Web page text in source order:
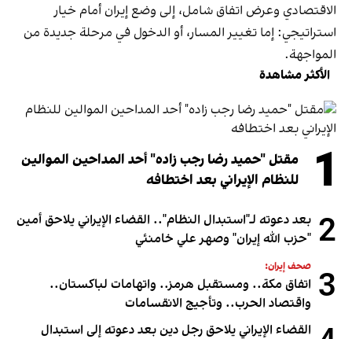
الاقتصادي وعرض اتفاق شامل، إلى وضع إيران أمام خيار
استراتيجي: إما تغيير المسار، أو الدخول في مرحلة جديدة من
المواجهة.
الأكثر مشاهدة
1
مقتل "حميد رضا رجب زاده" أحد المداحين الموالين
للنظام الإيراني بعد اختطافه
2 بعد دعوته لـ"استبدال النظام".. القضاء الإيراني يلاحق أمين
"حزب الله إيران" وصهر علي خامنئي
3 صحف إيران:
اتفاق مكة.. ومستقبل هرمز.. واتهامات لباكستان..
واقتصاد الحرب.. وتأجيج الانقسامات
القضاء الإيراني يلاحق رجل دين بعد دعوته إلى استبدال